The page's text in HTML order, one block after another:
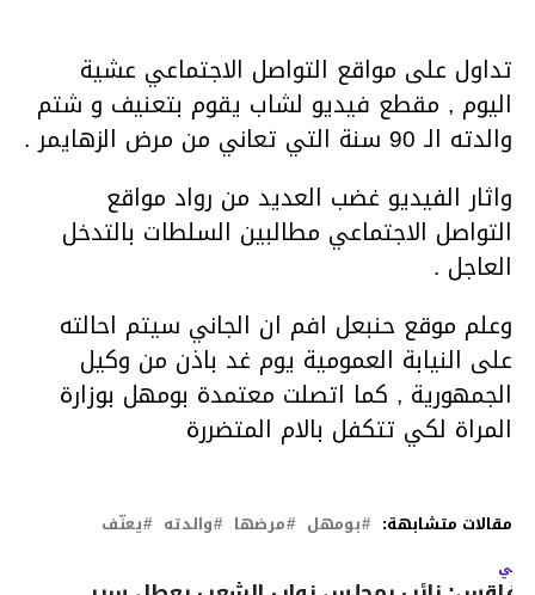
تداول على مواقع التواصل الاجتماعي عشية
اليوم , مقطع فيديو لشاب يقوم بتعنيف و شتم
والدته الـ 90 سنة التي تعاني من مرض الزهايمر .
واثار الفيديو غضب العديد من رواد مواقع
التواصل الاجتماعي مطالبين السلطات بالتدخل
العاجل .
وعلم موقع حنبعل افم ان الجاني سيتم احالته
على النيابة العمومية يوم غد باذن من وكيل
الجمهورية , كما اتصلت معتمدة بومهل بوزارة
المراة لكي تتكفل بالام المتضررة
مقالات متشابهة: بومهل مرضها والدته يعنّف